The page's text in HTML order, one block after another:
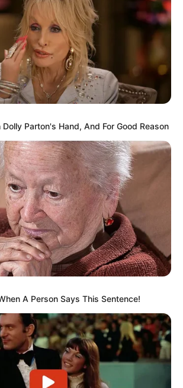
Dolly Parton's Hand, And For Good Reason
A Person Says This Sentence!